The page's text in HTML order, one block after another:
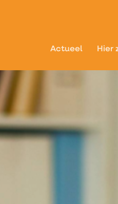
Actueel Hier